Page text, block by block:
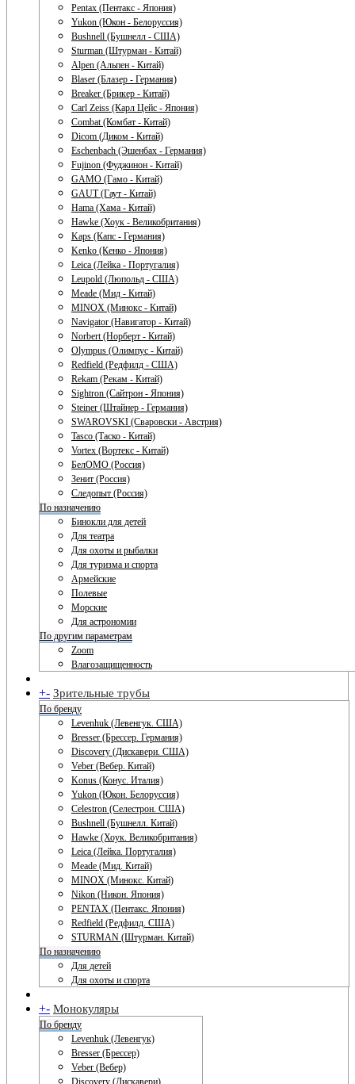
Pentax (Пентакс - Япония)
Yukon (Юкон - Белоруссия)
Bushnell (Бушнелл - США)
Sturman (Штурман - Китай)
Alpen (Альпен - Китай)
Blaser (Блазер - Германия)
Breaker (Брикер - Китай)
Carl Zeiss (Карл Цейс - Япония)
Combat (Комбат - Китай)
Dicom (Диком - Китай)
Eschenbach (Эшенбах - Германия)
Fujinon (Фуджинон - Китай)
GAMO (Гамо - Китай)
GAUT (Гаут - Китай)
Hama (Хама - Китай)
Hawke (Хоук - Великобритания)
Kaps (Капс - Германия)
Kenko (Кенко - Япония)
Leica (Лейка - Португалия)
Leupold (Люпольд - США)
Meade (Мид - Китай)
MINOX (Минокс - Китай)
Navigator (Навигатор - Китай)
Norbert (Норберт - Китай)
Olympus (Олимпус - Китай)
Redfield (Редфилд - США)
Rekam (Рекам - Китай)
Sightron (Сайтрон - Япония)
Steiner (Штайнер - Германия)
SWAROVSKI (Сваровски - Австрия)
Tasco (Таско - Китай)
Vortex (Вортекс - Китай)
БелОМО (Россия)
Зенит (Россия)
Следопыт (Россия)
По назначению
Бинокли для детей
Для театра
Для охоты и рыбалки
Для туризма и спорта
Армейские
Полевые
Морские
Для астрономии
По другим параметрам
Zoom
Влагозащищенность
+- Зрительные трубы
По бренду
Levenhuk (Левенгук. США)
Bresser (Брессер. Германия)
Discovery (Дискавери. США)
Veber (Вебер. Китай)
Konus (Конус. Италия)
Yukon (Юкон. Белоруссия)
Celestron (Селестрон. США)
Bushnell (Бушнелл. Китай)
Hawke (Хоук. Великобритания)
Leica (Лейка. Португалия)
Meade (Мид. Китай)
MINOX (Минокс. Китай)
Nikon (Никон. Япония)
PENTAX (Пентакс. Япония)
Redfield (Редфилд. США)
STURMAN (Штурман. Китай)
По назначению
Для детей
Для охоты и спорта
+- Монокуляры
По бренду
Levenhuk (Левенгук)
Bresser (Брессер)
Veber (Вебер)
Discovery (Дискавери)